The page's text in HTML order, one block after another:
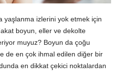
yaşlanma izlerini yok etmek için
boyun, eller ve dekolte
muyuz? Boyun da çoğu
de en çok ihmal edilen diğer bir
en dikkat çekici noktalardan